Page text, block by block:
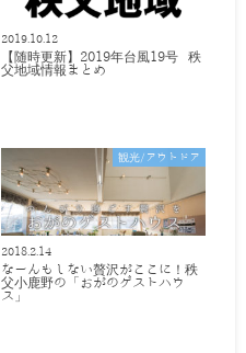
2019.10.12
【随時更新】2019年台風19号 秩
父地域情報まとめ
観光/アウトドア
2018.2.14
なーんもしない贅沢がここに！秩
父小鹿野の「おがのゲストハウ
ス」